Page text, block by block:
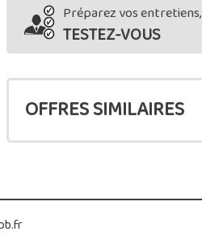
Préparez vos entretiens,
TESTEZ-VOUS
OFFRES SIMILAIRES